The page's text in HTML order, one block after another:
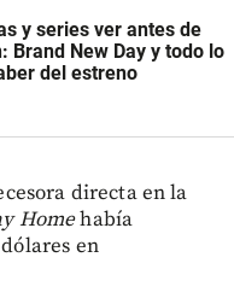
y series ver antes de
Brand New Day y todo lo
del estreno
directa en la
Homehabía
en